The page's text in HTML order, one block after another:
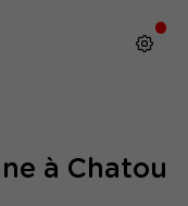
à Chatou